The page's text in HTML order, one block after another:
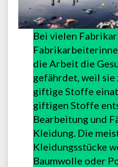
Bei vielen
die Arbeit die
gefährdet, weil sie
giftige Stoffe
giftigen Stoffe
Bearbeitung und
Kleidung. Die
Kleidungsstücke
Baumwolle oder